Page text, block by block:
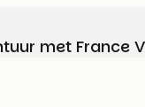
met France